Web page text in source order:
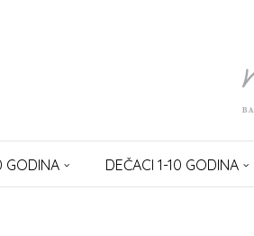
GODINA DEČACI 1-10 GODINA